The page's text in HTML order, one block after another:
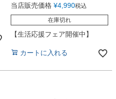
当店販売価格 ¥4,990税込
在庫切れ
【生活応援フェア開催中】
カートに入れる